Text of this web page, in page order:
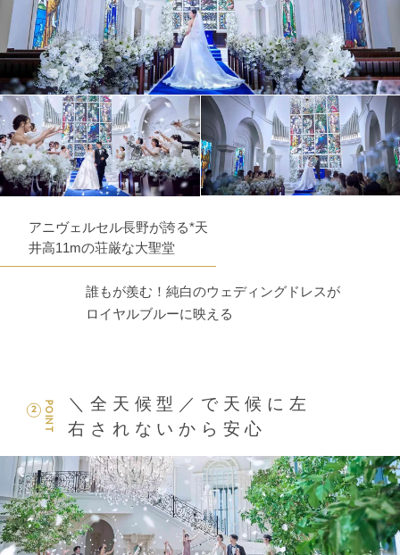
アニヴェルセル長野が誇る*天
井高11mの荘厳な大聖堂
誰もが羨む！純白のウェディングドレスが
ロイヤルブルーに映える
POINT
2
＼全天候型／で天候に左
右されないから安心